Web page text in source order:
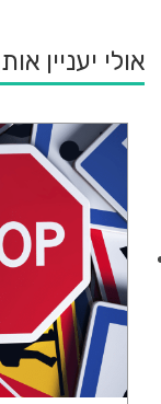
אולי יעניין